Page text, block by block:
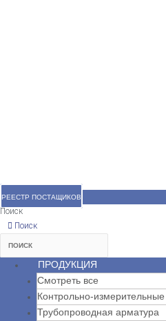
РЕЕСТР ПОСТАЩИКОВ
Поиск
Поиск
ПРОДУКЦИЯ
Смотреть все
Контрольно-
Трубопроводная арматура